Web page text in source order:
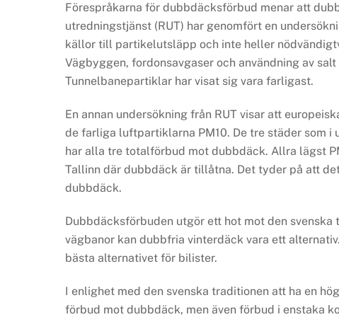
Förespråkarna för dubbdäcksförbud menar att
utredningstjänst (RUT) har genomfört en
källor till partikelutsläpp och inte heller
Vägbyggen, fordonsavgaser och användning av
Tunnelbanepartiklar har visat sig vara farligast.
En annan undersökning från RUT visar att
de farliga luftpartiklarna PM10. De tre städer som
har alla tre totalförbud mot dubbdäck. Allra lägst
Tallinn där dubbdäck är tillåtna. Det tyder på att
dubbdäck.
Dubbdäcksförbuden utgör ett hot mot den
vägbanor kan dubbfria vinterdäck vara ett
bästa alternativet för bilister.
I enlighet med den svenska traditionen att ha en
förbud mot dubbdäck, men även förbud i enstaka